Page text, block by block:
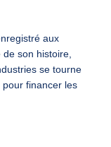
aux
son histoire,
se tourne
financer les